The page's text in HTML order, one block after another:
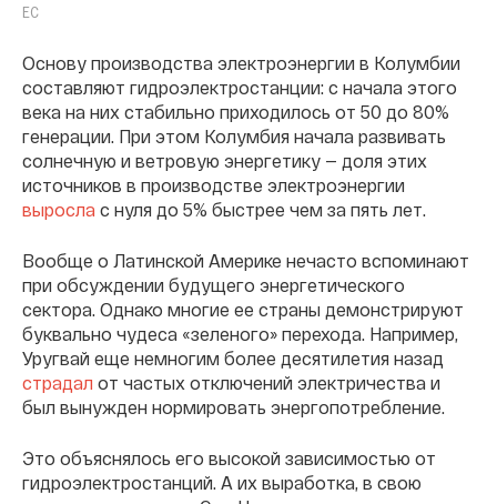
ЕС
Основу производства электроэнергии в Колумбии
составляют гидроэлектростанции: с начала этого
века на них стабильно приходилось от 50 до 80%
генерации. При этом Колумбия начала развивать
солнечную и ветровую энергетику — доля этих
источников в производстве электроэнергии
выросла с нуля до 5% быстрее чем за пять лет.
Вообще о Латинской Америке нечасто вспоминают
при обсуждении будущего энергетического
сектора. Однако многие ее страны демонстрируют
буквально чудеса «зеленого» перехода. Например,
Уругвай еще немногим более десятилетия назад
страдал от частых отключений электричества и
был вынужден нормировать энергопотребление.
Это объяснялось его высокой зависимостью от
гидроэлектростанций. А их выработка, в свою